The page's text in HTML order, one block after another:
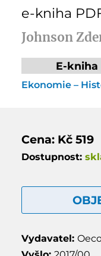
e-kniha
Johnson
E-kniha
Ekonomie –
Cena: Kč 519
Dostupnost:
Vydavatel: